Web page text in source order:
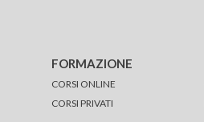
FORMAZIONE
CORSI ONLINE
CORSI PRIVATI